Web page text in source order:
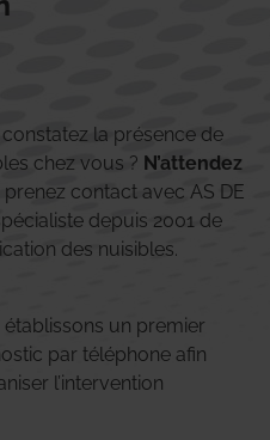
la présence de
chez vous ? N’attendez
prenez contact avec AS DE
depuis 2001 de
des nuisibles.
établissons un premier
par téléphone afin
l’intervention